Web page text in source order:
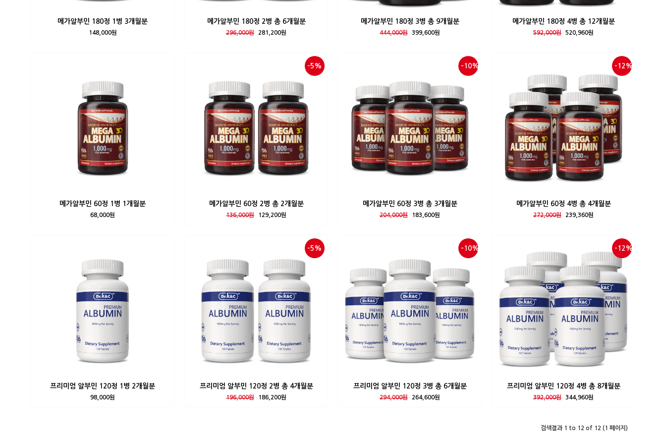
메가알부민 180정 1병 3개월분
148,000원
메가알부민 180정 2병 총 6개월분
296,000원 281,200원
메가알부민 180정 3병 총 9개월분
444,000원 399,600원
메가알부민 180정 4병 총 12개월분
592,000원 520,960원
메가알부민 60정 1병 1개월분
68,000원
-5%
메가알부민 60정 2병 총 2개월분
136,000원 129,200원
-10%
메가알부민 60정 3병 총 3개월분
204,000원 183,600원
-12%
메가알부민 60정 4병 총 4개월분
272,000원 239,360원
프리미엄 알부민 120정 1병 2개월분
98,000원
-5%
프리미엄 알부민 120정 2병 총 4개월분
196,000원 186,200원
-10%
프리미엄 알부민 120정 3병 총 6개월분
294,000원 264,600원
-12%
프리미엄 알부민 120정 4병 총 8개월분
392,000원 344,960원
검색결과 1 to 12 of 12 (1 페이지)